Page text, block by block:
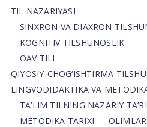
TIL NAZARIYASI
SINXRON VA DIAXRON
KOGNITIV TILSHUNOSLIK
OAV TILI
QIYOSIY-CHOG‘ISHTIRMA
LINGVODIDAKTIKA VA
TA’LIM TILNING NAZARIY
METODIKA TARIXI —